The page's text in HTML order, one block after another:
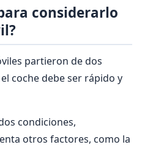
considerarlo
partieron de dos
coche debe ser rápido y
condiciones,
otros factores, como la